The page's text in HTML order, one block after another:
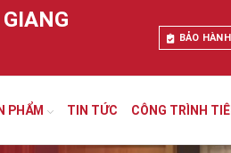
BẢO HÀNH
PHẨM TIN TỨC CÔNG TRÌNH